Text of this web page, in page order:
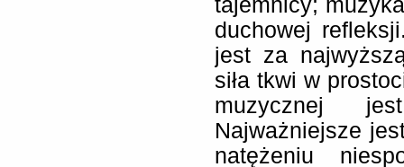
tajemnicy;
duchowej
jest za
siła tkwi w
muzycznej
Najważniejsze
natężeniu